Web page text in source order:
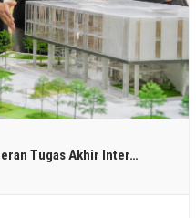
Tugas Akhir Inter…